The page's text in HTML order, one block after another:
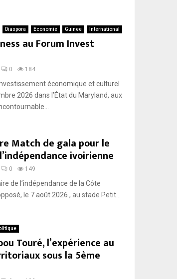
Diaspora Economie Guinee International
au Forum Invest
0 184
économique et culturel
2026 dans l’État du Maryland, aux
Match de gala pour le
ivoirienne
0 149
de l’indépendance de la Côte
le 7 août 2026 , au stade Petit...
Touré, l’expérience au
sous la 5ème